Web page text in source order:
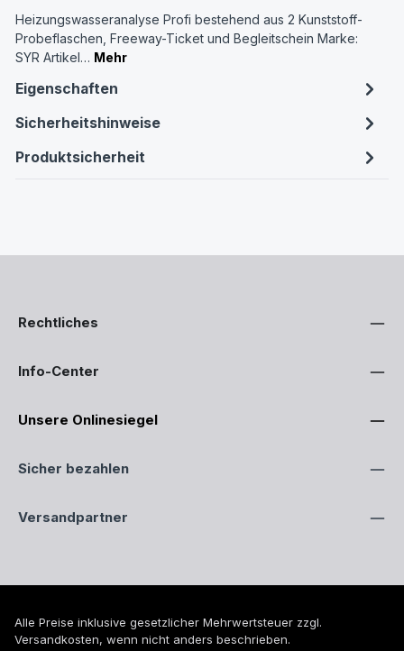
Heizungswasseranalyse Profi bestehend aus 2 Kunststoff-
Probeflaschen, Freeway-Ticket und Begleitschein Marke:
SYR Artikel… Mehr
Eigenschaften
Sicherheitshinweise
Produktsicherheit
Rechtliches
Info-Center
Unsere Onlinesiegel
Sicher bezahlen
Versandpartner
Alle Preise inklusive gesetzlicher Mehrwertsteuer zzgl.
Versandkosten, wenn nicht anders beschrieben.